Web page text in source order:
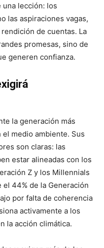
una lección: los
las aspiraciones vagas,
de cuentas. La
promesas, sino de
generen confianza.
la generación más
medio ambiente. Sus
son claras: las
estar alineadas con los
Z y los Millennials
44% de la Generación
por falta de coherencia
activamente a los
la acción climática.